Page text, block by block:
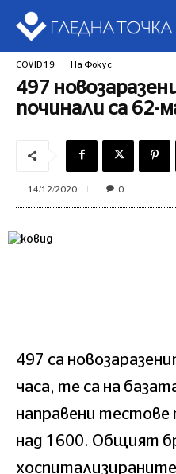
COVID 19 На Фокус
497
починали са 62-
14/12/2020 0
497 са
часа, те са на
направени тестове
над 1600. Общият